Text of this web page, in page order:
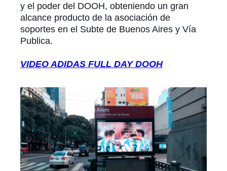
y el poder del DOOH, obteniendo un gran
alcance producto de la asociación de
soportes en el Subte de Buenos Aires y Vía
Publica.
VIDEO ADIDAS FULL DAY DOOH